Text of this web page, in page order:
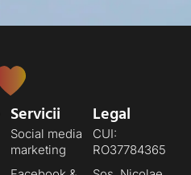
Servicii
Social media
marketing
Legal
CUI:
RO37784365